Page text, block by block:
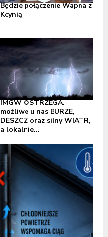
Będzie połączenie Wapna z
Kcynią
IMGW OSTRZEGA:
możliwe u nas BURZE,
DESZCZ oraz silny WIATR,
a lokalnie...